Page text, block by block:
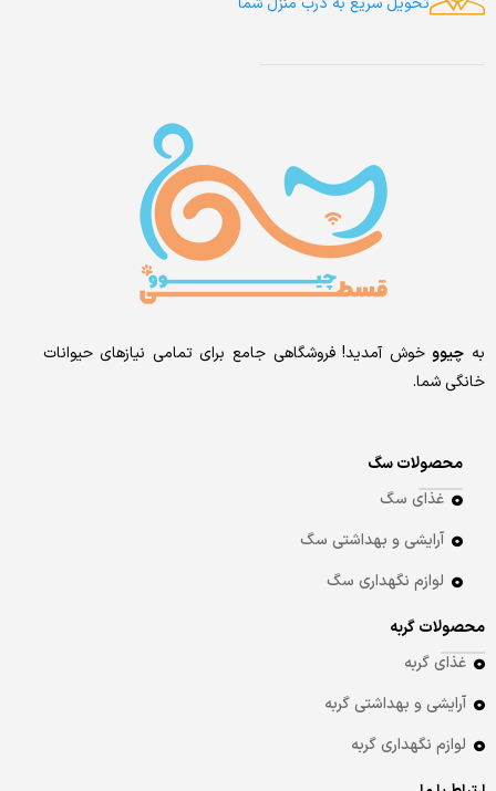
به چیوو خوش آمدید! فروشگاهی جامع برای تمامی نیازهای حیوانات
خانگی شما.
محصولات سگ
غذای سگ
آرایشی و بهداشتی سگ
لوازم نگهداری سگ
محصولات گربه
غذای گربه
آرایشی و بهداشتی گربه
لوازم نگهداری گربه